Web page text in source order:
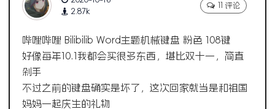
2.87k
11 评论
哔哩哔哩 Bilibilib Word主题机械键盘 粉色 108键
好像每年10.1我都会买很多东西，堪比双十一，简直
剁手
不过之前的键盘确实是坏了，这次回家就当是和祖国
妈妈一起庆生的礼物